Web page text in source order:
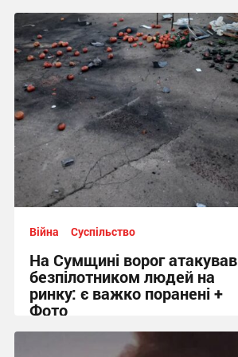
12:12 сьогодні
Війна Суспільство
На Сумщині ворог атакував
безпілотником людей на
ринку: є важко поранені +
Фото